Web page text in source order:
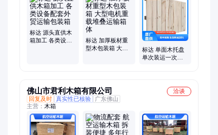
板、原料堆、包装箱、电机叉车、仓储货架、木质包装、物流包
装、防护木盒、原料库房、防护箱体、仓储设备、木制托盘、货
物垫板、包装容器
标达 源头直供木
箱加工 各类设备
标达 加厚板材重
型木包装箱 大型
标达 单面木托盘
单次装运一次性
佛山市君利木箱有限公司
洽谈
回复及时 真实性已核验
广东佛山
主营： 木箱